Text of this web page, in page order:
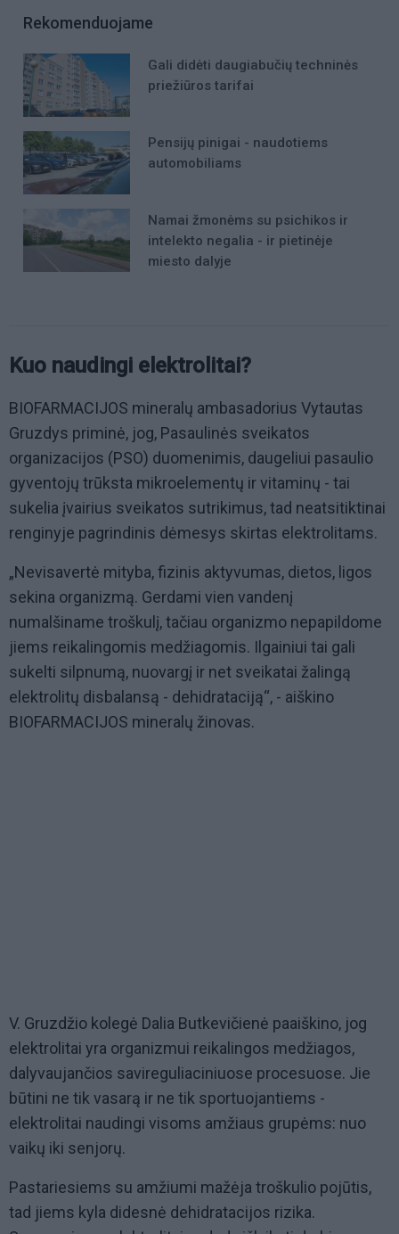
Rekomenduojame
Gali didėti daugiabučių techninės
priežiūros tarifai
Pensijų pinigai - naudotiems
automobiliams
Namai žmonėms su psichikos ir
intelekto negalia - ir pietinėje
miesto dalyje
Kuo naudingi elektrolitai?
BIOFARMACIJOS mineralų ambasadorius Vytautas
Gruzdys priminė, jog, Pasaulinės sveikatos
organizacijos (PSO) duomenimis, daugeliui pasaulio
gyventojų trūksta mikroelementų ir vitaminų - tai
sukelia įvairius sveikatos sutrikimus, tad neatsitiktinai
renginyje pagrindinis dėmesys skirtas elektrolitams.
„Nevisavertė mityba, fizinis aktyvumas, dietos, ligos
sekina organizmą. Gerdami vien vandenį
numalšiname troškulį, tačiau organizmo nepapildome
jiems reikalingomis medžiagomis. Ilgainiui tai gali
sukelti silpnumą, nuovargį ir net sveikatai žalingą
elektrolitų disbalansą - dehidrataciją“, - aiškino
BIOFARMACIJOS mineralų žinovas.
V. Gruzdžio kolegė Dalia Butkevičienė paaiškino, jog
elektrolitai yra organizmui reikalingos medžiagos,
dalyvaujančios savireguliaciniuose procesuose. Jie
būtini ne tik vasarą ir ne tik sportuojantiems -
elektrolitai naudingi visoms amžiaus grupėms: nuo
vaikų iki senjorų.
Pastariesiems su amžiumi mažėja troškulio pojūtis,
tad jiems kyla didesnė dehidratacijos rizika.